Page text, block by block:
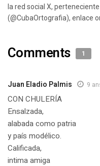
la red social X,
(@CubaOrtografia), enlace
Comments 1
Juan Eladio Palmis 9
CON CHULERÍA
Ensalzada,
alabada como patria
y país modélico.
Calificada,
intima amiga